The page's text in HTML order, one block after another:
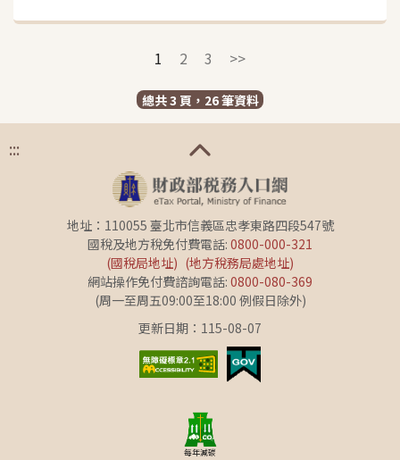
1 2 3 >>
總共 3 頁，26 筆資料
:::
地址：110055 臺北市信義區忠孝東路四段547號
國稅及地方稅免付費電話: 0800-000-321
(國稅局地址) (地方稅務局處地址)
網站操作免付費諮詢電話: 0800-080-369
(周一至周五09:00至18:00 例假日除外)
更新日期：115-08-07
每年減碳